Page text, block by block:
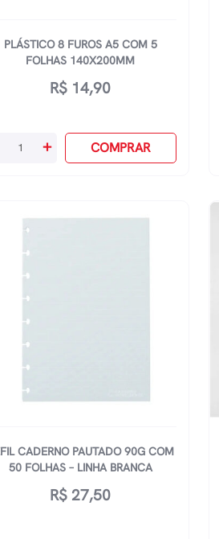
PLÁSTICO 8 FUROS A5 COM 5
FOLHAS 140X200MM
R$ 14,90
+ COMPRAR
CADERNO PAUTADO 90G COM
50 FOLHAS – LINHA BRANCA
R$ 27,50